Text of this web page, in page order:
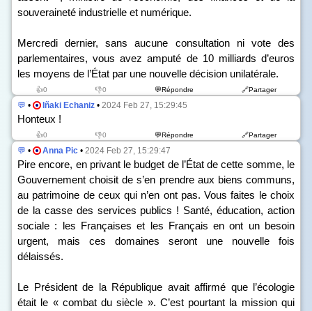
souveraineté industrielle et numérique.
Mercredi dernier, sans aucune consultation ni vote des
parlementaires, vous avez amputé de 10 milliards d’euros
les moyens de l’État par une nouvelle décision unilatérale.
👍0 👎0 💬Répondre 🔗Partager
💬 • Iñaki Echaniz • 2024 Feb 27, 15:29:45
Honteux !
👍0 👎0 💬Répondre 🔗Partager
💬 • Anna Pic • 2024 Feb 27, 15:29:47
Pire encore, en privant le budget de l’État de cette somme, le
Gouvernement choisit de s’en prendre aux biens communs,
au patrimoine de ceux qui n’en ont pas. Vous faites le choix
de la casse des services publics ! Santé, éducation, action
sociale : les Françaises et les Français en ont un besoin
urgent, mais ces domaines seront une nouvelle fois
délaissés.
Le Président de la République avait affirmé que l’écologie
était le « combat du siècle ». C’est pourtant la mission qui